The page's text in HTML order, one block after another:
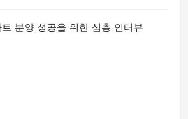
분양 성공을 위한 심층 인터뷰